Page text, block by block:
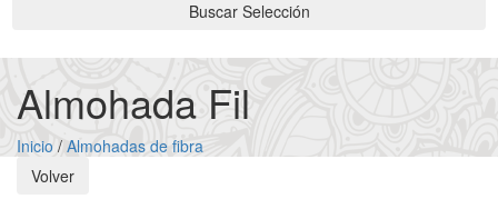
Almohada Fil
Inicio / Almohadas de fibra